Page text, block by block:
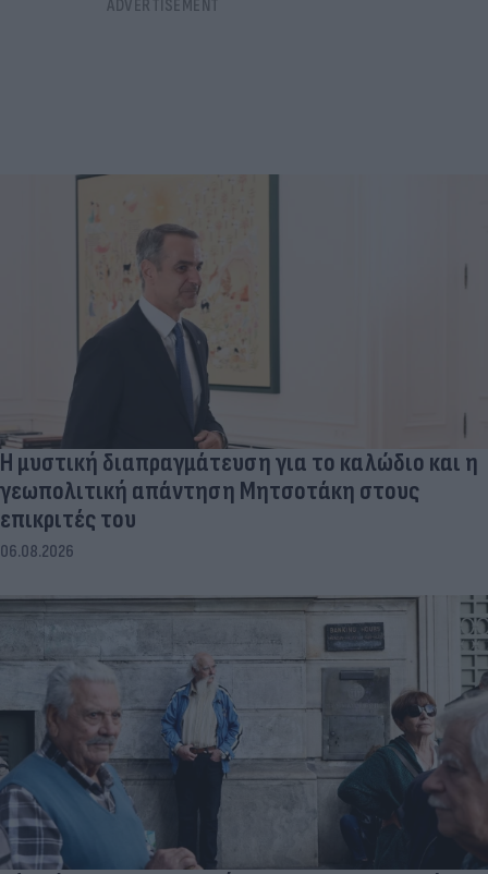
Η μυστική διαπραγμάτευση για το καλώδιο και η
γεωπολιτική απάντηση Μητσοτάκη στους
επικριτές του
06.08.2026